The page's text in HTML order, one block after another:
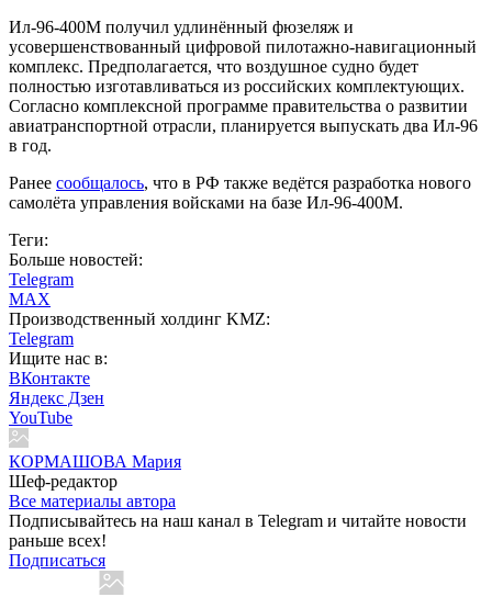
Ил-96-400М получил удлинённый фюзеляж и
усовершенствованный цифровой пилотажно-навигационный
комплекс. Предполагается, что воздушное судно будет
полностью изготавливаться из российских комплектующих.
Согласно комплексной программе правительства о развитии
авиатранспортной отрасли, планируется выпускать два Ил-96
в год.
Ранее сообщалось, что в РФ также ведётся разработка нового
самолёта управления войсками на базе Ил-96-400М.
Теги:
Больше новостей:
Telegram
MAX
Производственный холдинг KMZ:
Telegram
Ищите нас в:
ВКонтакте
Яндекс Дзен
YouTube
КОРМАШОВА Мария
Шеф-редактор
Все материалы автора
Подписывайтесь на наш канал в Telegram и читайте новости
раньше всех!
Подписаться